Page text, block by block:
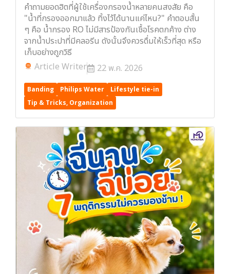
คำถามยอดฮิตที่ผู้ใช้เครื่องกรองน้ำหลายคนสงสัย คือ
"น้ำที่กรองออกมาแล้ว ทิ้งไว้ได้นานแค่ไหน?" คำตอบสั้น
ๆ คือ น้ำกรอง RO ไม่มีสารป้องกันเชื้อโรคตกค้าง ต่าง
จากน้ำประปาที่มีคลอรีน ดังนั้นจึงควรดื่มให้เร็วที่สุด หรือ
เก็บอย่างถูกวิธี
Article Writer
22 พ.ค. 2026
Banding Philips Water
Lifestyle tie-in
Tip & Tricks, Organization